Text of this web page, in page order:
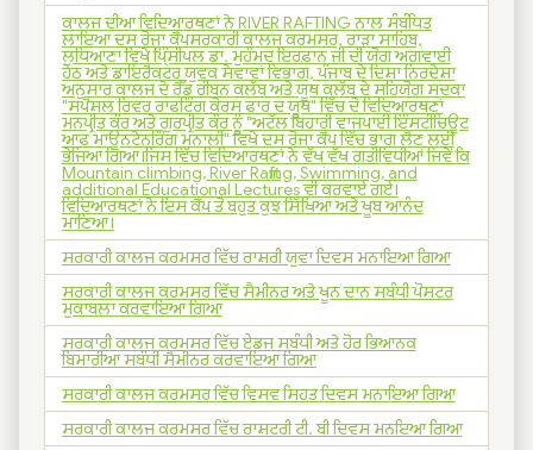
ਕਾਲਜ ਦੀਆ ਵਿਦਿਆਰਥਣਾਂ ਨੇ RIVER RAFTING ਨਾਲ ਸੰਬੰਧਿਤ
ਲਾਇਆ ਦਸ ਰੋਜਾ ਕੈਂਪਸਰਕਾਰੀ ਕਾਲਜ ਕਰਮਸਰ, ਰਾੜਾ ਸਾਹਿਬ,
ਲੁਧਿਆਣਾ ਵਿਖੇ ਪਿ੍ੰਸੀਪਲ ਡਾ. ਮੁਹੰਮਦ ਇਰਫ਼ਾਨ ਜੀ ਦੀ ਯੋਗ ਅਗਵਾਈ
ਹੇਠ ਅਤੇ ਡਾਇਰੈਕਟਰ ਯੁਵਕ ਸੇਵਾਵਾਂ ਵਿਭਾਗ, ਪੰਜਾਬ ਦੇ ਦਿਸ਼ਾ ਨਿਰਦੇਸ਼ਾ
ਅਨੁਸਾਰ ਕਾਲਜ ਦੇ ਰੈੱਡ ਰੀਬਨ ਕਲੱਬ ਅਤੇ ਯੂਥ ਕਲੱਬ ਦੇ ਸਹਿਯੋਗ ਸਦਕਾ
"ਸਪੈਸ਼ਲ ਰਿਵਰ ਰਾਫਟਿੰਗ ਕੋਰਸ ਫਾਰ ਦ ਯੂਥ" ਵਿੱਚ ਦੋ ਵਿਦਿਆਰਥਣਾਂ
ਮਨਪ੍ਰੀਤ ਕੌਰ ਅਤੇ ਗੁਰਪ੍ਰੀਤ ਕੌਰ ਨੂੰ "ਅਟੱਲ ਬਿਹਾਰੀ ਵਾਜਪਾਈ ਇੰਸਟੀਚਿਊਟ
ਆਫ ਮਾਊਨਟੇਨਰਿੰਗ ਮਨਾਲੀ" ਵਿਖੇ ਦਸ ਰੋਜਾ ਕੈਂਪ ਵਿੱਚ ਭਾਗ ਲੈਣ ਲਈ
ਭੇਜਿਆ ਗਿਆ।ਜਿਸ ਵਿੱਚ ਵਿਦਿਆਰਥਣਾਂ ਨੇ ਵੱਖ ਵੱਖ ਗਤੀਵਿਧੀਆਂ ਜਿਵੇਂ ਕਿ
Mountain climbing, River Rafting, Swimming, and
additional Educational Lectures ਵੀ ਕਰਵਾਏ ਗਏ।
ਵਿਦਿਆਰਥਣਾਂ ਨੇ ਇਸ ਕੈਂਪ ਤੋ ਬਹੁਤ ਕੁਝ ਸਿੱਖਿਆ ਅਤੇ ਖੂਬ ਆਨੰਦ
ਮਾਣਿਆ।
ਸਰਕਾਰੀ ਕਾਲਜ ਕਰਮਸਰ ਵਿੱਚ ਰਾਸ਼ਰੀ ਯੁਵਾ ਦਿਵਸ ਮਨਾਇਆ ਗਿਆ
ਸਰਕਾਰੀ ਕਾਲਜ ਕਰਮਸਰ ਵਿੱਚ ਸੈਮੀਨਰ ਅਤੇ ਖੂਨ ਦਾਨ ਸਬੰਧੀ ਪੋਸਟਰ
ਮੁਕਾਬਲਾ ਕਰਵਾਇਆ ਗਿਆ
ਸਰਕਾਰੀ ਕਾਲਜ ਕਰਮਸਰ ਵਿੱਚ ਏਡਜ ਸਬੰਧੀ ਅਤੇ ਹੋਰ ਭਿਆਨਕ
ਬਿਮਾਰੀਆ ਸਬੰਧੀ ਸੈਮੀਨਰ ਕਰਵਾਇਆ ਗਿਆ
ਸਰਕਾਰੀ ਕਾਲਜ ਕਰਮਸਰ ਵਿੱਚ ਵਿਸਵ ਸਿਹਤ ਦਿਵਸ ਮਨਾਇਆ ਗਿਆ
ਸਰਕਾਰੀ ਕਾਲਜ ਕਰਮਸਰ ਵਿੱਚ ਰਾਸ਼ਟਰੀ ਟੀ. ਬੀ ਦਿਵਸ ਮਨਇਆ ਗਿਆ